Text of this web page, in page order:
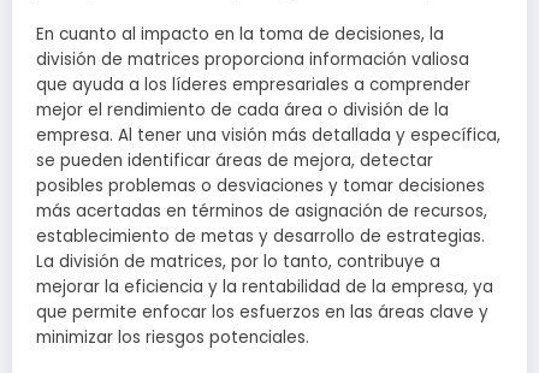
En cuanto al impacto en la toma de decisiones, la
división de matrices proporciona información valiosa
que ayuda a los líderes empresariales a comprender
mejor el rendimiento de cada área o división de la
empresa. Al tener una visión más detallada y específica,
se pueden identificar áreas de mejora, detectar
posibles problemas o desviaciones y tomar decisiones
más acertadas en términos de asignación de recursos,
establecimiento de metas y desarrollo de estrategias.
La división de matrices, por lo tanto, contribuye a
mejorar la eficiencia y la rentabilidad de la empresa, ya
que permite enfocar los esfuerzos en las áreas clave y
minimizar los riesgos potenciales.